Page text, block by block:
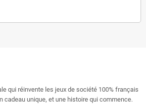
qui réinvente les jeux de société 100% français
cadeau unique, et une histoire qui commence.